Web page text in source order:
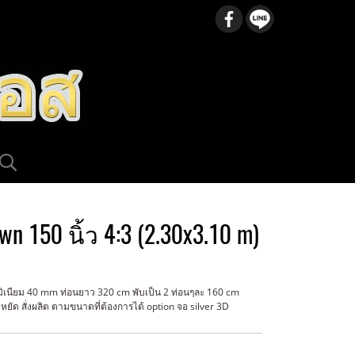
150 นิ้ว 4:3 (2.30x3.10 m)
นียม 40 mm ท่อนยาว 320 cm พับเป็น 2 ท่อนๆละ 160 cm
ยัด สั่งผลิต ตามขนาดที่ต้องการได้ option จอ silver 3D